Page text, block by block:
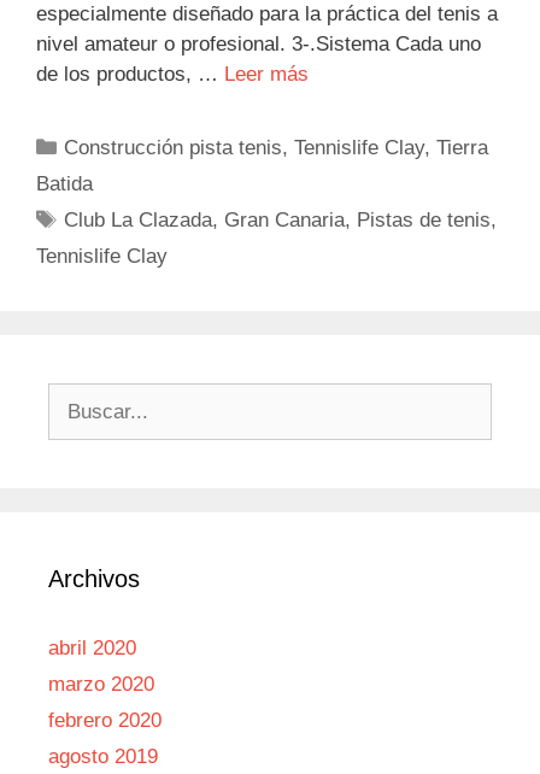
especialmente diseñado para la práctica del tenis a
nivel amateur o profesional. 3-.Sistema Cada uno
de los productos, … Leer más
Categorías
Construcción pista tenis,Tennislife Clay,Tierra
Batida
Etiquetas
Club La Clazada, Gran Canaria, Pistas de tenis,
Tennislife Clay
Archivos
abril 2020
marzo 2020
febrero 2020
agosto 2019